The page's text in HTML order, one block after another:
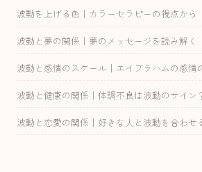
波動を上げる色｜カラーセラピーの視点から
波動と夢の関係｜夢のメッセージを読み解く
波動と感情のスケール｜エイブラハムの感情
波動と健康の関係｜体調不良は波動のサイン
波動と恋愛の関係｜好きな人と波動を合わせ